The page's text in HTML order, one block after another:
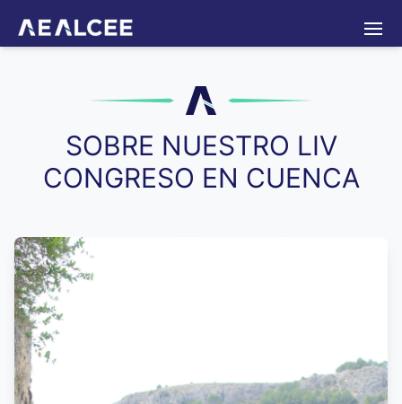
Contacto
Iniciar sesión
SOBRE NUESTRO LIV
CONGRESO EN CUENCA